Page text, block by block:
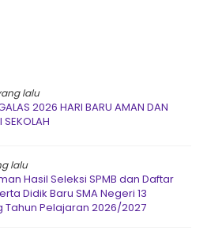
lalu
2026 HARI BARU AMAN DAN
SEKOLAH
lalu
Hasil Seleksi SPMB dan Daftar
Didik Baru SMA Negeri 13
Tahun Pelajaran 2026/2027